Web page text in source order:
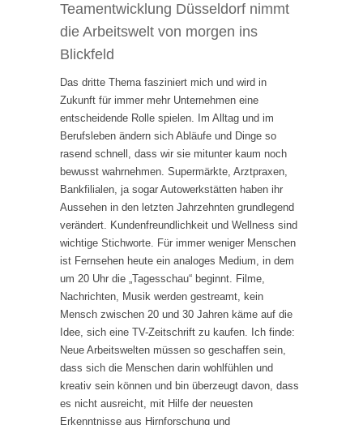
Teamentwicklung Düsseldorf nimmt
die Arbeitswelt von morgen ins
Blickfeld
Das dritte Thema fasziniert mich und wird in
Zukunft für immer mehr Unternehmen eine
entscheidende Rolle spielen. Im Alltag und im
Berufsleben ändern sich Abläufe und Dinge so
rasend schnell, dass wir sie mitunter kaum noch
bewusst wahrnehmen. Supermärkte, Arztpraxen,
Bankfilialen, ja sogar Autowerkstätten haben ihr
Aussehen in den letzten Jahrzehnten grundlegend
verändert. Kundenfreundlichkeit und Wellness sind
wichtige Stichworte. Für immer weniger Menschen
ist Fernsehen heute ein analoges Medium, in dem
um 20 Uhr die „Tagesschau“ beginnt. Filme,
Nachrichten, Musik werden gestreamt, kein
Mensch zwischen 20 und 30 Jahren käme auf die
Idee, sich eine TV-Zeitschrift zu kaufen. Ich finde:
Neue Arbeitswelten müssen so geschaffen sein,
dass sich die Menschen darin wohlfühlen und
kreativ sein können und bin überzeugt davon, dass
es nicht ausreicht, mit Hilfe der neuesten
Erkenntnisse aus Hirnforschung und